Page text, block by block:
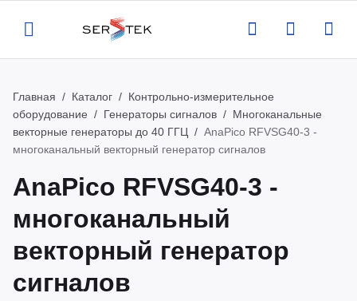
Назад
Назад
измерительное
и усилители
Назад
и аттестация поставляемого
поддержка оборудования
Назад
Главная Каталог
Контрольно-измерительное
оборудование
Генераторы сигналов
Многоканальные
векторные генераторы до 40 ГГЦ
AnaPico RFVSG40-3 -
многоканальный векторный генератор сигналов
AnaPico RFVSG40-3 -
многоканальный
векторный генератор
сигналов